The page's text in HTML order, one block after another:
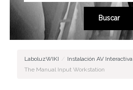
LaboluzWIKI / Instalación AV Interactiva
The Manual Input Workstation